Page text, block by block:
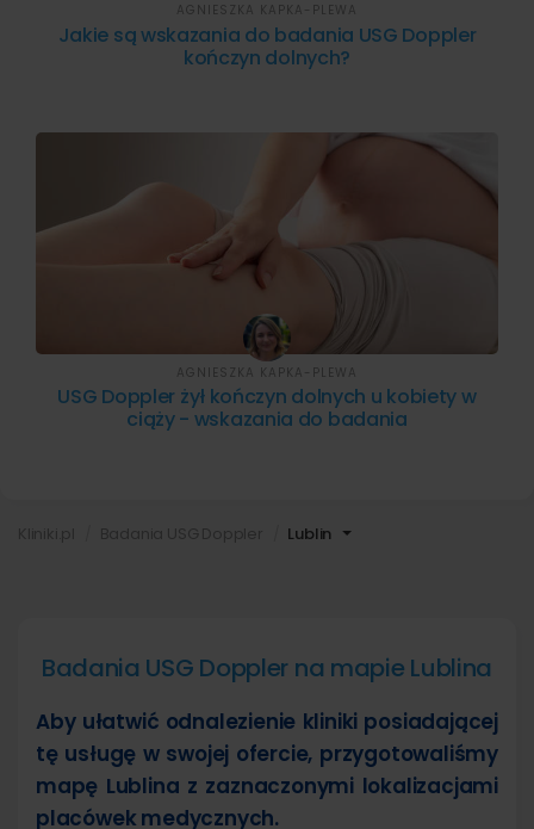
Lublin
Jakie są wskazania do badania USG Doppler
kończyn dolnych?
AGNIESZKA KAPKA-PLEWA
USG Doppler żył kończyn dolnych u kobiety w
ciąży - wskazania do badania
AGNIESZKA KAPKA-PLEWA
Badania USG Doppler na mapie Lublina
Aby ułatwić odnalezienie kliniki posiadającej
tę usługę w swojej ofercie, przygotowaliśmy
mapę Lublina z zaznaczonymi lokalizacjami
placówek medycznych.